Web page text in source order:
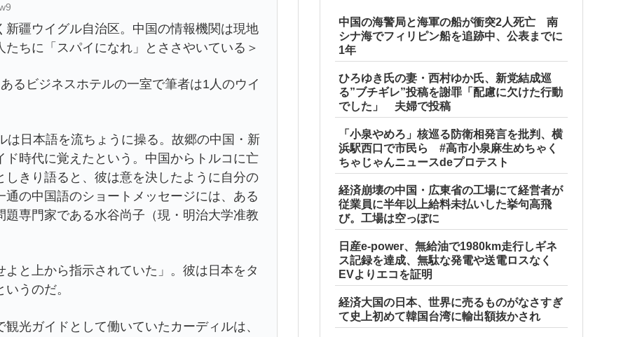
疆ウイグル自治区。中国の情報機関は現地
ちに「スパイになれ」とささやいている＞
るビジネスホテルの一室で筆者は1人のウイ
日本語を流ちょうに操る。故郷の中国・新
時代に覚えたという。中国からトルコに亡
きり語ると、彼は意を決したように自分の
の中国語のショートメッセージには、ある
専門家である水谷尚子（現・明治大学准教
と上から指示されていた」。彼は日本をタ
うのだ。
光ガイドとして働いていたカーディルは、
中国の海警局と海軍の船が衝突2人死亡 南
シナ海でフィリピン船を追跡中、公表までに
1年
ひろゆき氏の妻・西村ゆか氏、新党結成巡
る”ブチギレ”投稿を謝罪「配慮に欠けた行動
でした」 夫婦で投稿
「小泉やめろ」核巡る防衛相発言を批判、横
浜駅西口で市民ら #高市小泉麻生めちゃく
ちゃじゃんニュースdeプロテスト
経済崩壊の中国・広東省の工場にて経営者が
従業員に半年以上給料未払いした挙句高飛
び。工場は空っぽに
日産e-power、無給油で1980km走行しギネ
ス記録を達成、無駄な発電や送電ロスなく
EVよりエコを証明
経済大国の日本、世界に売るものがなさすぎ
て史上初めて韓国台湾に輸出額抜かされ